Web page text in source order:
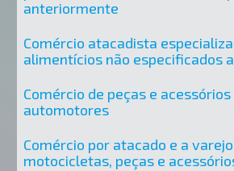
anteriormente
Comércio atacadista
alimentícios não especificados
Comércio de peças e
automotores
Comércio por atacado e a
motocicletas, peças e